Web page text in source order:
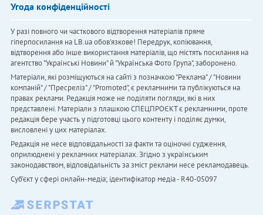
Угода конфіденційності
У разі повного чи часткового відтворення матеріалів пряме
гіперпосилання на LB.ua обов'язкове! Передрук, копіювання,
відтворення або інше використання матеріалів, що містять посилання на
агентство "Українськi Новини" й "Українська Фото Група", заборонено.
Матеріали, які розміщуються на сайті з позначкою "Реклама" / "Новини
компаній" / "Пресреліз" / "Promoted", є рекламними та публікуються на
правах реклами. Редакція може не поділяти погляди, які в них
представлені. Матеріали з плашкою СПЕЦПРОЄКТ є рекламними, проте
редакція бере участь у підготовці цього контенту і поділяє думки,
висловлені у цих матеріалах.
Редакція не несе відповідальності за факти та оціночні судження,
оприлюднені у рекламних матеріалах. Згідно з українським
законодавством, відповідальність за зміст реклами несе рекламодавець.
Cуб'єкт у сфері онлайн-медіа; ідентифікатор медіа - R40-05097